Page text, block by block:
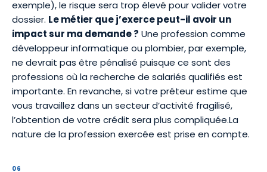
exemple), le risque sera trop élevé pour valider votre
dossier. Le métier que j’exerce peut-il avoir un
impact sur ma demande ? Une profession comme
développeur informatique ou plombier, par exemple,
ne devrait pas être pénalisé puisque ce sont des
professions où la recherche de salariés qualifiés est
importante. En revanche, si votre préteur estime que
vous travaillez dans un secteur d’activité fragilisé,
l’obtention de votre crédit sera plus compliquée.La
nature de la profession exercée est prise en compte.